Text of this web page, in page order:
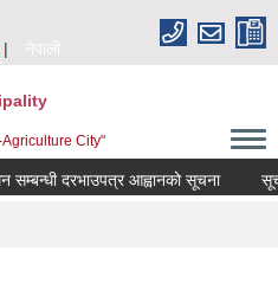
नेपाली
City"
दरभाउपत्र आह्वानको सूचना सूचना